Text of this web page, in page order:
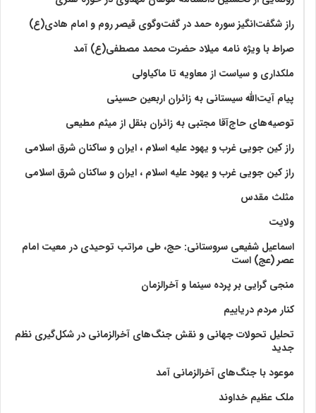
راز شگفت‌انگیز سوره حمد در گفت‌وگوی قیصر روم و امام هادی(ع)
صراط با ویژه نامه میلاد حضرت محمد مصطفی(ع) آمد
ملکداری و سیاست از معاویه تا ماکیاولی
پیام آیت‌الله سیستانی به زائران اربعین حسینی
توصیه‌های حاج‌آقا مجتبی به زائران بنقل از میثم مطیعی
راز کین جویی غرب و یهود علیه اسلام ، ایران و ساکنان شرق اسلامی
راز کین جویی غرب و یهود علیه اسلام ، ایران و ساکنان شرق اسلامی
مثلث مقدس
ولايت‏
اسماعیل شفیعی سروستانی: حج، طی مراتب توحیدی در معیت امام
عصر (عج) است
منجی گرایی بر پرده سینما و آخرالزمان
کنار مردم دریاییم
تحلیل تحولات جهانی و نقش جنگ‌های آخرالزمانی در شکل‌گیری نظم
جدید
موعود با جنگ‌های آخرالزمانی آمد
ملک عظیم خداوند